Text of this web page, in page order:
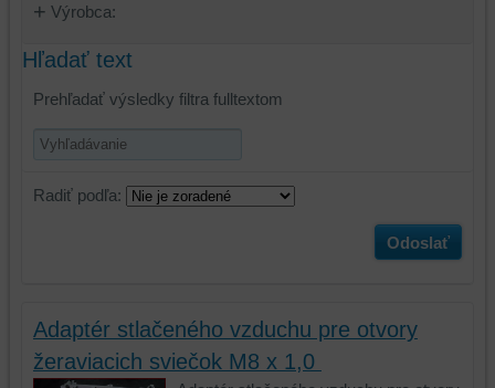
Výrobca:
Hľadať text
Prehľadať výsledky filtra fulltextom
Radiť podľa:
Odoslať
Adaptér stlačeného vzduchu pre otvory
žeraviacich sviečok M8 x 1,0